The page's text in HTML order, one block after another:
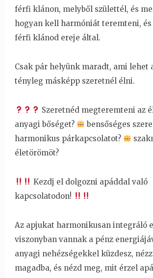
férfi klánon, melyből születtél, és
hogyan kell harmóniát teremteni,
férfi klánod ereje által.
Csak pár helyünk maradt, ami lehet
tényleg másképp szeretnél élni.
Szeretnéd megteremteni az
anyagi bőséget?
bensőséges
harmonikus párkapcsolatot?
életörömöt?
Kezdj el dolgozni apáddal való
kapcsolatodon!
Az apjukat harmonikusan integráló
viszonyban vannak a pénz
anyagi nehézségekkel küzdesz,
magadba, és nézd meg, mit érzel